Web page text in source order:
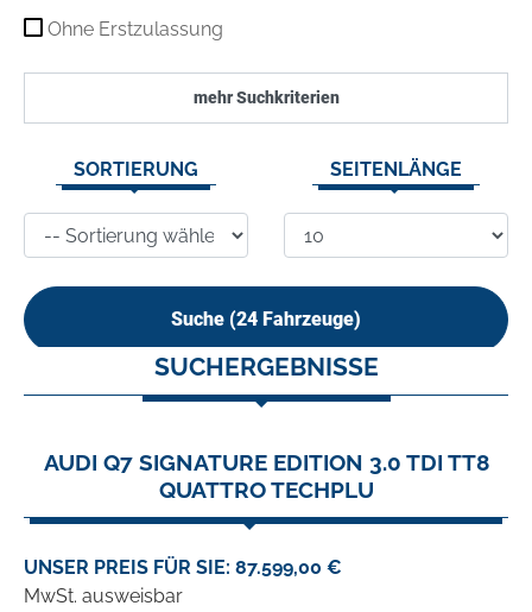
Ohne Erstzulassung
mehr Suchkriterien
SORTIERUNG SEITENLÄNGE
Suche (24 Fahrzeuge)
SUCHERGEBNISSE
AUDI Q7 SIGNATURE EDITION 3.0 TDI TT8
QUATTRO TECHPLU
UNSER PREIS FÜR SIE: 87.599,00 €
MwSt. ausweisbar